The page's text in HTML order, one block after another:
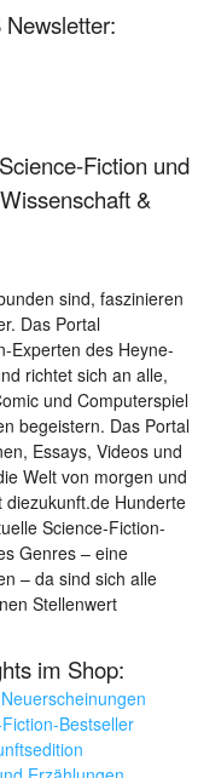
Fiction und
&
sind, faszinieren
Das Portal
Experten des Heyne-
richtet sich an alle,
und Computerspiel
begeistern. Das Portal
Essays, Videos und
Welt von morgen und
Hunderte
Science-Fiction-
Genres – eine
– da sind sich alle
Stellenwert
im Shop:
Bestseller